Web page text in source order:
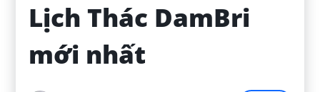
Lịch Thác DamBri
mới nhất